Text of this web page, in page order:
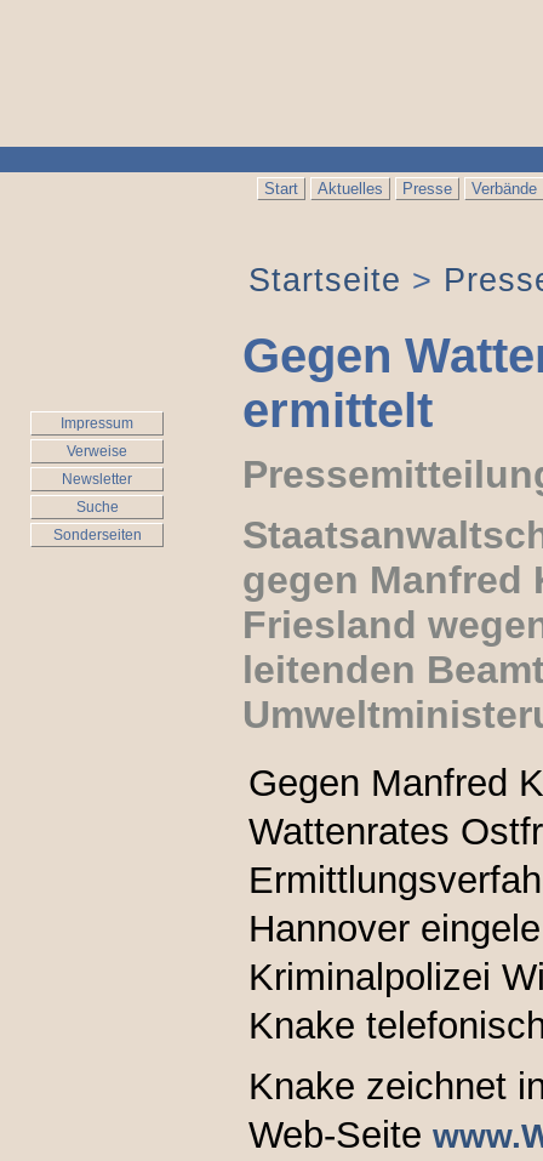
Start Aktuelles Presse Verbände
Startseite >
Gegen
ermittelt
gegen Manfred
Friesland
leitenden
Gegen Manfred
Wattenrates
Hannover
Kriminalpolizei
Knake
Knake zeichnet
Web-Seite
Impressum
Verweise
Newsletter
Suche
Sonderseiten